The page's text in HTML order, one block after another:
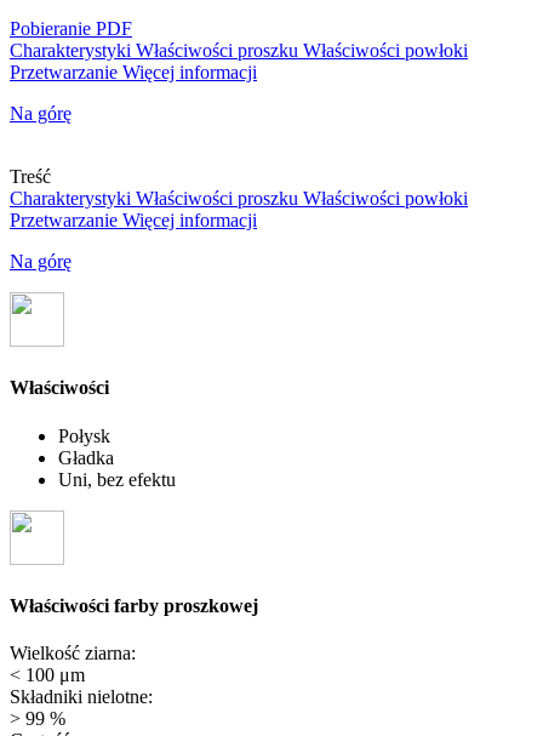
Pobieranie PDF
Charakterystyki Właściwości proszku Właściwości powłoki
Przetwarzanie Więcej informacji
Na górę
Treść
Charakterystyki Właściwości proszku Właściwości powłoki
Przetwarzanie Więcej informacji
Na górę
Właściwości
Połysk
Gładka
Uni, bez efektu
Właściwości farby proszkowej
Wielkość ziarna:
< 100 μm
Składniki nielotne:
> 99 %